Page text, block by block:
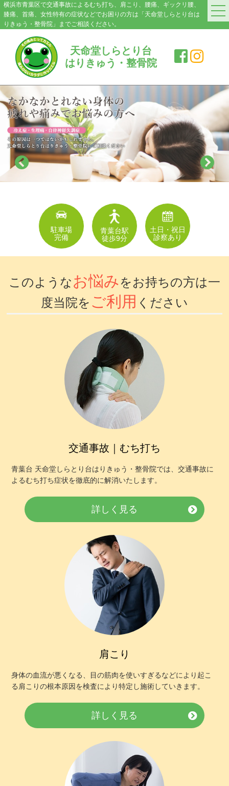
横浜市青葉区で交通事故によるむち打ち、肩こり、腰痛、ギックリ腰、
膝痛、首痛、女性特有の症状などでお困りの方は「天命堂しらとり台は
りきゅう・整骨院」までご相談ください。
天命堂しらとり台
はりきゅう・整骨院
HOME
料金案内
症状別施術メニュー
交通事故|むち打ち
肩こり
腰の痛み・ぎっくり腰
膝の痛み
スポーツ障害
坐骨神経痛
四十肩・五十肩
骨盤矯正
鍼灸・美容鍼灸
猫背矯正・姿勢改善
自律神経失調症
お客様の声
お問い合わせ
当院のアプリができました！
ご予約はこちらからも受け付けており
ます！
▲AppleStoreはこちらから
駐車場
完備
青葉台駅
徒歩9分
土日・祝日
診察あり
このような お悩みをお持ちの方は一
度当院を ご利用 ください
交通事故｜むち打ち
青葉台 天命堂しらとり台はりきゅう・整骨院では、交通事故に
よるむち打ち症状を徹底的に解消いたします。
詳しく見る
肩こり
身体の血流が悪くなる、目の筋肉を使いすぎるなどにより起こ
る肩こりの根本原因を検査により特定し施術していきます。
詳しく見る